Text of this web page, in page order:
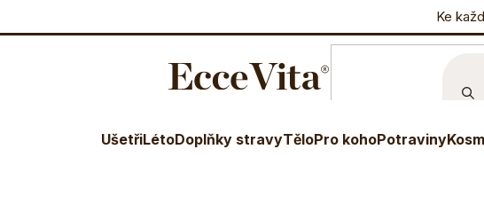
Ke
UšetřiLétoDoplňky stravyTěloPro kohoPotraviny
Věrnostní program
Liščí sirup